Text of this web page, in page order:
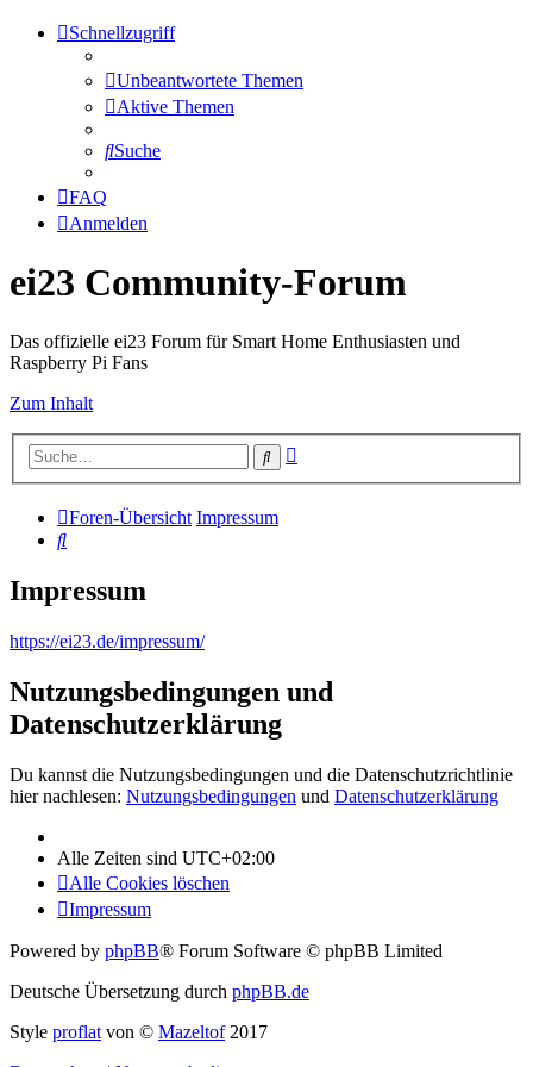
Schnellzugriff
Unbeantwortete Themen
Aktive Themen
Suche
FAQ
Anmelden
ei23 Community-Forum
Das offizielle ei23 Forum für Smart Home Enthusiasten und
Raspberry Pi Fans
Zum Inhalt
Suche
Foren-Übersicht Impressum
Suche
Impressum
https://ei23.de/impressum/
Nutzungsbedingungen und
Datenschutzerklärung
Du kannst die Nutzungsbedingungen und die Datenschutzrichtlinie
hier nachlesen: Nutzungsbedingungen und Datenschutzerklärung
Alle Zeiten sind UTC+02:00
Alle Cookies löschen
Impressum
Powered by phpBB® Forum Software © phpBB Limited
Deutsche Übersetzung durch phpBB.de
Style proflat von © Mazeltof2017